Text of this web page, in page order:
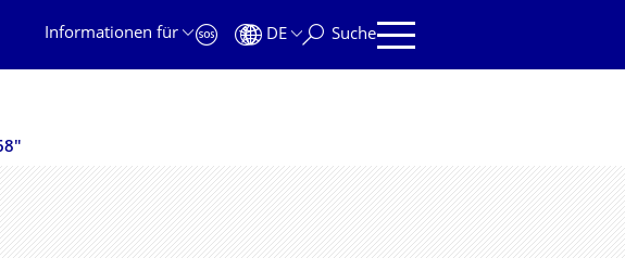
Informationen für
DE Suche